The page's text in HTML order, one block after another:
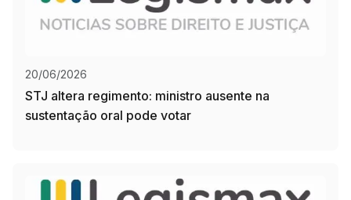
20/06/2026
STJ altera regimento: ministro ausente na
sustentação oral pode votar